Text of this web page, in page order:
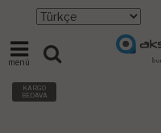
menü
KARGO
BEDAVA